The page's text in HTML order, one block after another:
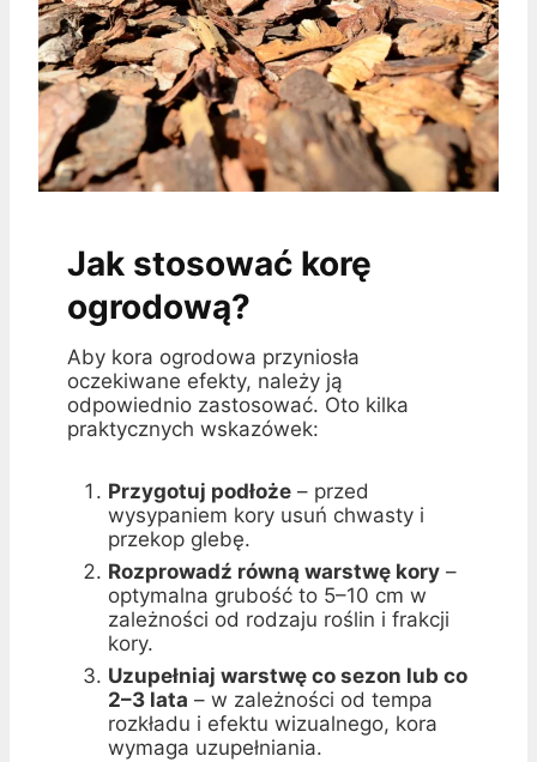
Jak stosować korę
ogrodową?
Aby kora ogrodowa przyniosła
oczekiwane efekty, należy ją
odpowiednio zastosować. Oto kilka
praktycznych wskazówek:
Przygotuj podłoże – przed
wysypaniem kory usuń chwasty i
przekop glebę.
Rozprowadź równą warstwę kory –
optymalna grubość to 5–10 cm w
zależności od rodzaju roślin i frakcji
kory.
Uzupełniaj warstwę co sezon lub co
2–3 lata – w zależności od tempa
rozkładu i efektu wizualnego, kora
wymaga uzupełniania.